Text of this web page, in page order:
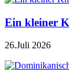
Ein kleiner
26.Juli 2026